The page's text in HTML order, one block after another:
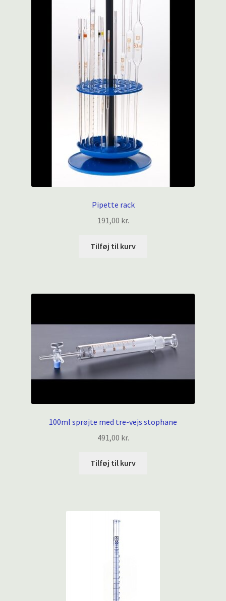
Pipette rack
191,00 kr.
Tilføj til kurv
100ml sprøjte med tre-vejs stophane
491,00 kr.
Tilføj til kurv